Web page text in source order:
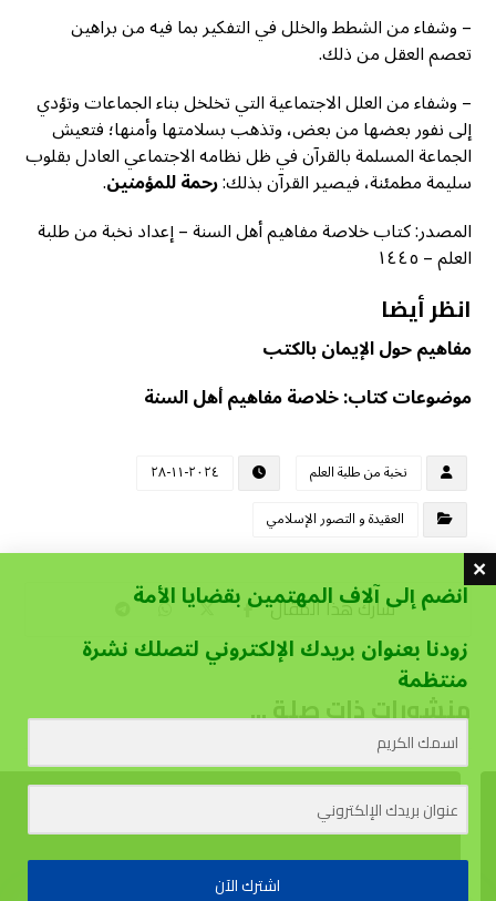
– وشفاء من الشطط والخلل في التفكير بما فيه من براهين
تعصم العقل من ذلك.
– وشفاء من العلل الاجتماعية التي تخلخل بناء الجماعات وتؤدي
إلى نفور بعضها من بعض، وتذهب بسلامتها وأمنها؛ فتعيش
الجماعة المسلمة بالقرآن في ظل نظامه الاجتماعي العادل بقلوب
سليمة مطمئنة، فيصير القرآن بذلك:رحمة للمؤمنين.
المصدر: كتاب خلاصة مفاهيم أهل السنة – إعداد نخبة من طلبة
العلم – ١٤٤٥
انظر أيضا
مفاهيم حول الإيمان بالكتب
موضوعات كتاب: خلاصة مفاهيم أهل السنة
نخبة من طلبة العلم
٢٠٢٤-١١-٢٨
العقيدة و التصور الإسلامي
منشورات ذات صلة ...
انضم إلى آلاف المهتمين بقضايا الأمة
زودنا بعنوان بريدك الإلكتروني لتصلك نشرة
منتظمة
اشترك الآن